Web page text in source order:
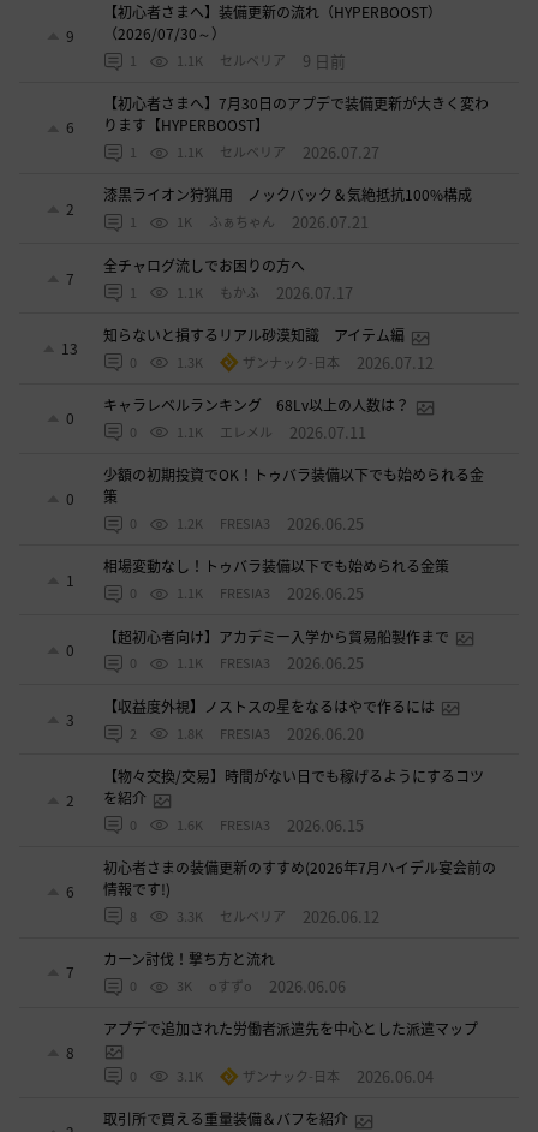
9
【初心者さまへ】装備更新の流れ（HYPERBOOST）
（2026/07/30～）
1 1.1K セルベリア 9 日前
6
【初心者さまへ】7月30日のアプデで装備更新が大きく変わ
ります【HYPERBOOST】
1 1.1K セルベリア 2026.07.27
2
漆黒ライオン狩猟用 ノックバック＆気絶抵抗100%構成
1 1K ふぁちゃん 2026.07.21
7
全チャログ流しでお困りの方へ
1 1.1K もかふ 2026.07.17
13
知らないと損するリアル砂漠知識 アイテム編
0 1.3K ザンナック-日本 2026.07.12
0
キャラレベルランキング 68Lv以上の人数は？
0 1.1K エレメル 2026.07.11
0
少額の初期投資でOK！トゥバラ装備以下でも始められる金
策
0 1.2K FRESIA3 2026.06.25
1
相場変動なし！トゥバラ装備以下でも始められる金策
0 1.1K FRESIA3 2026.06.25
0
【超初心者向け】アカデミー入学から貿易船製作まで
0 1.1K FRESIA3 2026.06.25
3
【収益度外視】ノストスの星をなるはやで作るには
2 1.8K FRESIA3 2026.06.20
2
【物々交換/交易】時間がない日でも稼げるようにするコツ
を紹介
0 1.6K FRESIA3 2026.06.15
6
初心者さまの装備更新のすすめ(2026年7月ハイデル宴会前の
情報です!)
8 3.3K セルベリア 2026.06.12
7
カーン討伐！撃ち方と流れ
0 3K oすずo 2026.06.06
8
アプデで追加された労働者派遣先を中心とした派遣マップ
0 3.1K ザンナック-日本 2026.06.04
取引所で買える重量装備＆バフを紹介